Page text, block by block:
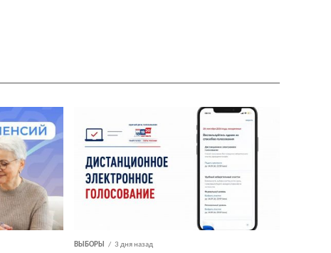
ВЫБОРЫ 3 дня назад